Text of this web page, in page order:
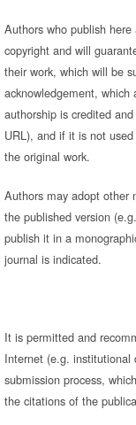
Authors who publish
copyright and will
their work, which will be
acknowledgement,
authorship is credited
URL), and if it is not
the original work.
Authors may adopt other
the published version
publish it in a
journal is indicated.
It is permitted and
Internet (e.g. institutional
submission process,
the citations of the